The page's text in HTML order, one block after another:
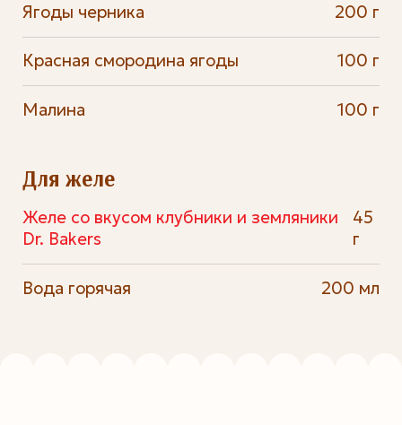
Ягоды черника 200 г
Красная смородина ягоды 100 г
Малина 100 г
Для желе
Желе со вкусом клубники и земляники
Dr. Bakers
45
г
Вода горячая 200 мл